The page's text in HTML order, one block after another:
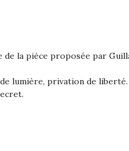
la pièce proposée par
lumière, privation de liberté.